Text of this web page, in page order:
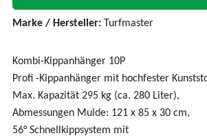
Marke / Hersteller: Turfmaster
Kombi-Kippanhänger 10P
Profi -Kippanhänger mit hochfester
Max. Kapazität 295 kg (ca. 280 Liter),
Abmessungen Mulde: 121 x 85 x 30 cm,
56° Schnellkippsystem mit